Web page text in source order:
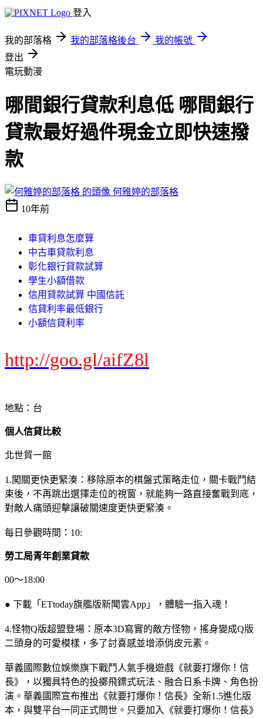
登入
我的部落格 我的部落格後台
我的帳號
登出
電玩動漫
哪間銀行貸款利息低 哪間銀行
貸款最好過件現金立即快速撥
款
何雅婷的部落格
10年前
車貸利息怎麼算
中古車貸款利息
彰化銀行貸款試算
學生小額借款
信用貸款試算 中國信託
信貸利率最低銀行
小額信貸利率
http://goo.gl/aifZ8l
地點：台
個人信貸比較
北世貿一館
1.闖關更快更緊湊：移除原本的棋盤式策略走位，關卡戰鬥結
束後，不再跳出選擇走位的視窗，就能夠一路直接奮戰到底，
對敵人痛頭迎擊讓破關速度更快更緊湊。
每日參觀時間：10:
勞工局青年創業貸款
00～18:00
● 下載「ETtoday旗艦版新聞雲App」，體驗一指入魂！
4.怪物Q版超盟登場：原本3D寫實的敵方怪物，搖身變成Q版
二頭身的可愛模樣，多了討喜感並增添俏皮元素。
華義國際數位娛樂旗下戰鬥人氣手機遊戲《就要打爆你！信
長》，以獨具特色的投擲飛鏢式玩法、融合日系卡牌、角色扮
演。華義國際宣布推出《就要打爆你！信長》全新1.5進化版
本，與雙平台一同正式問世。只要加入《就要打爆你！信長》